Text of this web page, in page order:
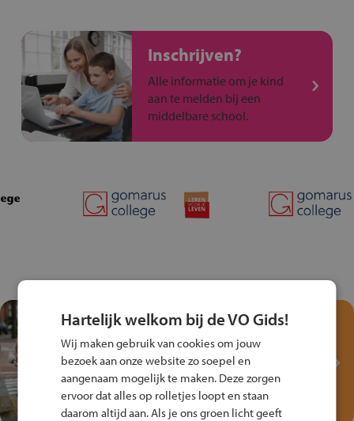
Inschrijven?
Alle informatie om je kind
aan te melden bij een
middelbare school.
Test je kennis met het
Fiets Veilig
Verkeersspel!
Speel het Fiets Veilig Verkeersspel
en win een Cortina-fiets!
Hartelijk welkom bij de VO Gids!
Wij maken gebruik van cookies om jouw
bezoek aan onze website zo soepel en
aangenaam mogelijk te maken. Deze zorgen
ervoor dat alles op rolletjes loopt en staan
daarom altijd aan. Als je ons groen licht geeft